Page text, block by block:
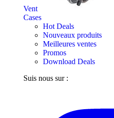
Vent
Cases
Hot Deals
Nouveaux produits
Meilleures ventes
Promos
Download Deals
Suis nous sur :